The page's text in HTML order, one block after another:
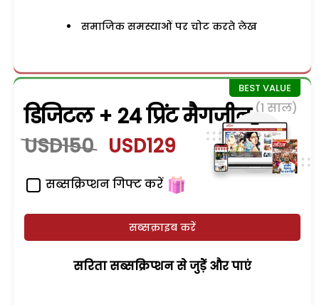
समाजिक समस्याओं पर चोट करते लेख
डिजिटल + 24 प्रिंट मैगजीन (1 साल)
USD150 USD129
सब्सक्रिप्शन गिफ्ट करें
सब्सक्राइब करें
सरिता सब्सक्रिप्शन से जुड़ेें और पाएं